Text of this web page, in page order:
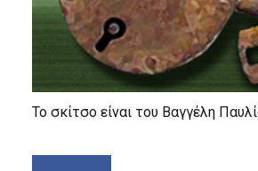
Το σκίτσο είναι του Βαγγέλη